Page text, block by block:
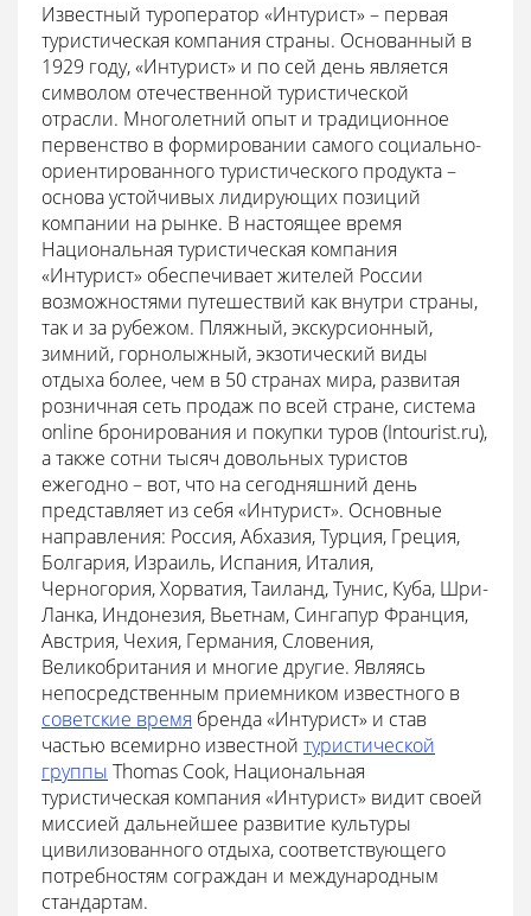
Известный туроператор «Интурист» – первая
туристическая компания страны. Основанный в
1929 году, «Интурист» и по сей день является
символом отечественной туристической
отрасли. Многолетний опыт и традиционное
первенство в формировании самого социально-
ориентированного туристического продукта –
основа устойчивых лидирующих позиций
компании на рынке. В настоящее время
Национальная туристическая компания
«Интурист» обеспечивает жителей России
возможностями путешествий как внутри страны,
так и за рубежом. Пляжный, экскурсионный,
зимний, горнолыжный, экзотический виды
отдыха более, чем в 50 странах мира, развитая
розничная сеть продаж по всей стране, система
online бронирования и покупки туров (Intourist.ru),
а также сотни тысяч довольных туристов
ежегодно – вот, что на сегодняшний день
представляет из себя «Интурист». Основные
направления: Россия, Абхазия, Турция, Греция,
Болгария, Израиль, Испания, Италия,
Черногория, Хорватия, Таиланд, Тунис, Куба, Шри-
Ланка, Индонезия, Вьетнам, Сингапур Франция,
Австрия, Чехия, Германия, Словения,
Великобритания и многие другие. Являясь
непосредственным приемником известного в
советские время бренда «Интурист» и став
частью всемирно известной туристической
группы Thomas Cook, Национальная
туристическая компания «Интурист» видит своей
миссией дальнейшее развитие культуры
цивилизованного отдыха, соответствующего
потребностям сограждан и международным
стандартам.